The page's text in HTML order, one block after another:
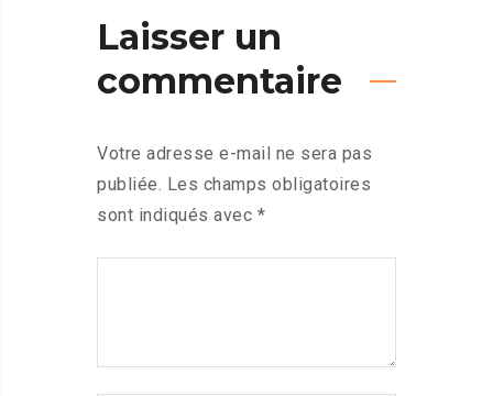
Laisser un
commentaire
Votre adresse e-mail ne sera pas
publiée. Les champs obligatoires
sont indiqués avec *